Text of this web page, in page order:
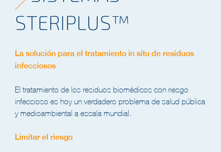
STERIPLUS™
La solución para el tratamiento in situ de residuos
infecciosos
El tratamiento de los residuos biomédicos con riesgo
infeccioso es hoy un verdadero problema de salud pública
y medioambiental a escala mundial.
Limitar el riesgo